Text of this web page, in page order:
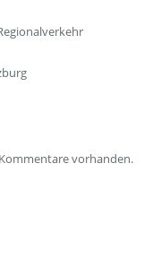
vorhanden.